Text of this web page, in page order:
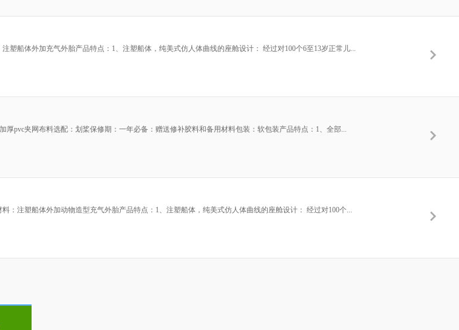
船体外加充气外胎产品特点：1、注塑船体，纯美式仿人体曲线的座舱设计： 经过对100个6至13岁正常儿...
pvc夹网布料选配：划桨保修期：一年必备：赠送修补胶料和备用材料包装：软包装产品特点：1、全部...
：注塑船体外加动物造型充气外胎产品特点：1、注塑船体，纯美式仿人体曲线的座舱设计： 经过对100个...